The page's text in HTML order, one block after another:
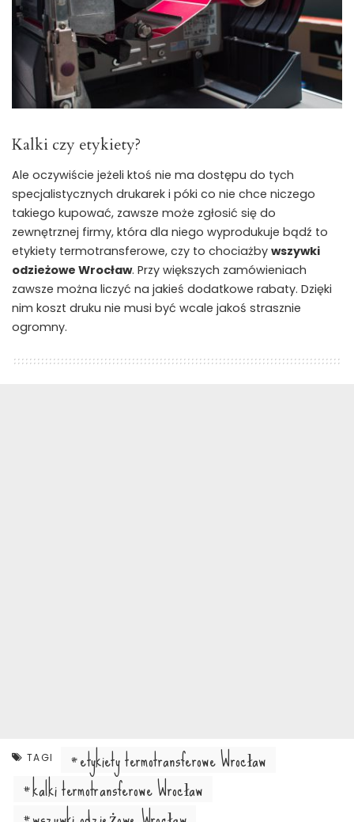
Kalki czy etykiety?
Ale oczywiście jeżeli ktoś nie ma dostępu do tych
specjalistycznych drukarek i póki co nie chce niczego
takiego kupować, zawsze może zgłosić się do
zewnętrznej firmy, która dla niego wyprodukuje bądź to
etykiety termotransferowe, czy to chociażby wszywki
odzieżowe Wrocław. Przy większych zamówieniach
zawsze można liczyć na jakieś dodatkowe rabaty. Dzięki
nim koszt druku nie musi być wcale jakoś strasznie
ogromny.
TAGI
etykiety termotransferowe Wrocław
kalki termotransferowe Wrocław